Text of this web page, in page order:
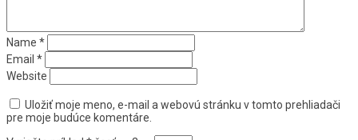
Name *
Email *
Website
Uložiť moje meno, e-mail a webovú stránku v tomto prehliadači
pre moje budúce komentáre.